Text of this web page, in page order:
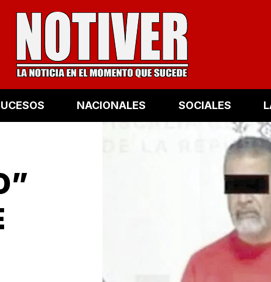
NACIONALES SOCIALES